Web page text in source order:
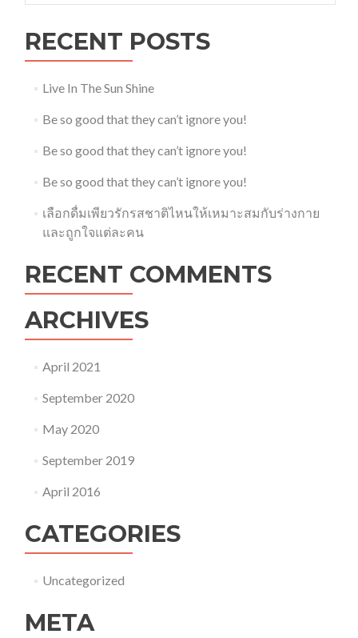
RECENT POSTS
Live In The Sun Shine
Be so good that they can’t ignore you!
Be so good that they can’t ignore you!
Be so good that they can’t ignore you!
เลือกดื่มเพียวรักรสชาติไหนให้เหมาะสมกับร่างกาย
และถูกใจแต่ละคน
RECENT COMMENTS
ARCHIVES
April 2021
September 2020
May 2020
September 2019
April 2016
CATEGORIES
Uncategorized
META